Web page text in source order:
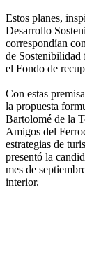
Estos planes,
Desarrollo
correspondían
de
el Fondo de
Con estas
la propuesta
Bartolomé de la
Amigos del
estrategias de
presentó la
mes de
interior.